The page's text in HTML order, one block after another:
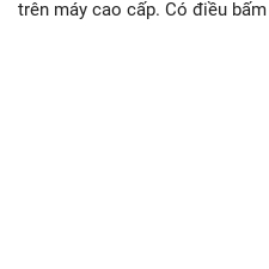
trên máy cao cấp. Có điều